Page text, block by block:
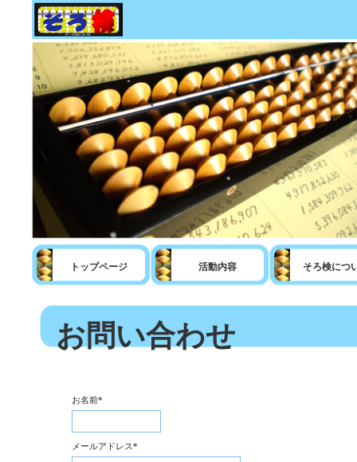
トップページ 活動内容 そろ検につ
お問い合わせ
お名前*
メールアドレス*